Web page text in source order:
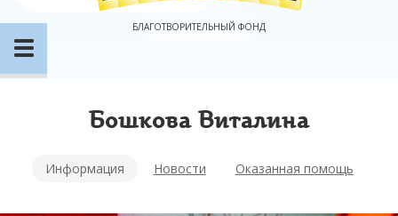
БЛАГОТВОРИТЕЛЬНЫЙ ФОНД
Бошкова Виталина
Информация Новости Оказанная помощь